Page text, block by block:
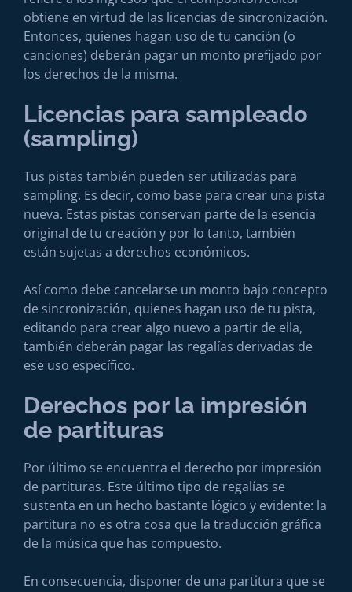
obtiene en virtud de las licencias de sincronización.
Entonces, quienes hagan uso de tu canción (o
canciones) deberán pagar un monto prefijado por
los derechos de la misma.
Licencias para sampleado
(sampling)
Tus pistas también pueden ser utilizadas para
sampling. Es decir, como base para crear una pista
nueva. Estas pistas conservan parte de la esencia
original de tu creación y por lo tanto, también
están sujetas a derechos económicos.
Así como debe cancelarse un monto bajo concepto
de sincronización, quienes hagan uso de tu pista,
editando para crear algo nuevo a partir de ella,
también deberán pagar las regalías derivadas de
ese uso específico.
Derechos por la impresión
de partituras
Por último se encuentra el derecho por impresión
de partituras. Este último tipo de regalías se
sustenta en un hecho bastante lógico y evidente: la
partitura no es otra cosa que la traducción gráfica
de la música que has compuesto.
En consecuencia, disponer de una partitura que se